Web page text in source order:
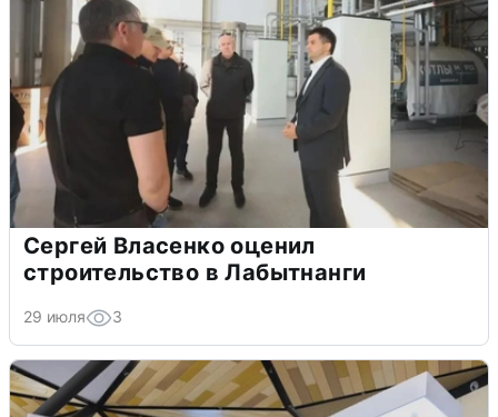
Сергей Власенко оценил
строительство в Лабытнанги
29 июля 3